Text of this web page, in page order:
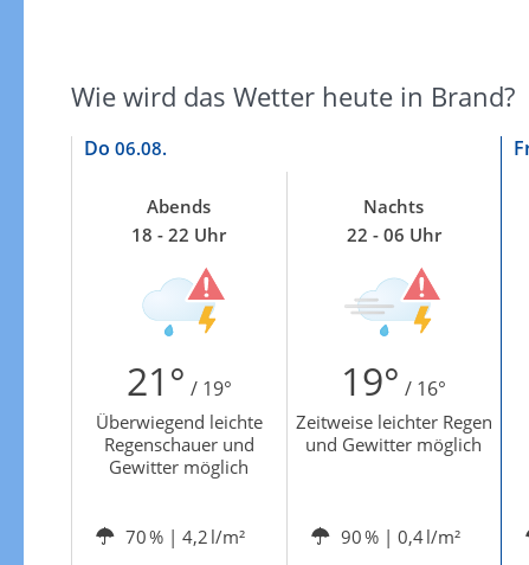
Wie wird das Wetter heute in Brand?
Do 06.08.
Abends
18 - 22 Uhr
Nachts
22 - 06 Uhr
21° / 19° 19° / 16°
Überwiegend leichte
Regenschauer und
Gewitter möglich
Zeitweise leichter Regen
und Gewitter möglich
70 % | 4,2 l/m² 90 % | 0,4 l/m²